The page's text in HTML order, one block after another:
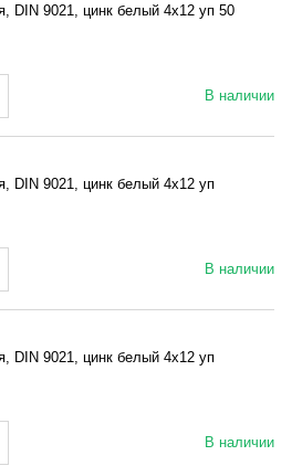
DIN 9021, цинк белый 4x12 уп 50
В наличии
DIN 9021, цинк белый 4x12 уп
В наличии
DIN 9021, цинк белый 4x12 уп
В наличии